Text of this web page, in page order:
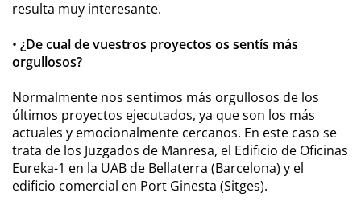
resulta muy interesante.
• ¿De cual de vuestros proyectos os sentís más
orgullosos?
Normalmente nos sentimos más orgullosos de los
últimos proyectos ejecutados, ya que son los más
actuales y emocionalmente cercanos. En este caso se
trata de los Juzgados de Manresa, el Edificio de Oficinas
Eureka-1 en la UAB de Bellaterra (Barcelona) y el
edificio comercial en Port Ginesta (Sitges).